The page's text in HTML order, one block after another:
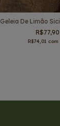
Geleia De Limão
R$77,90
R$74,01 com